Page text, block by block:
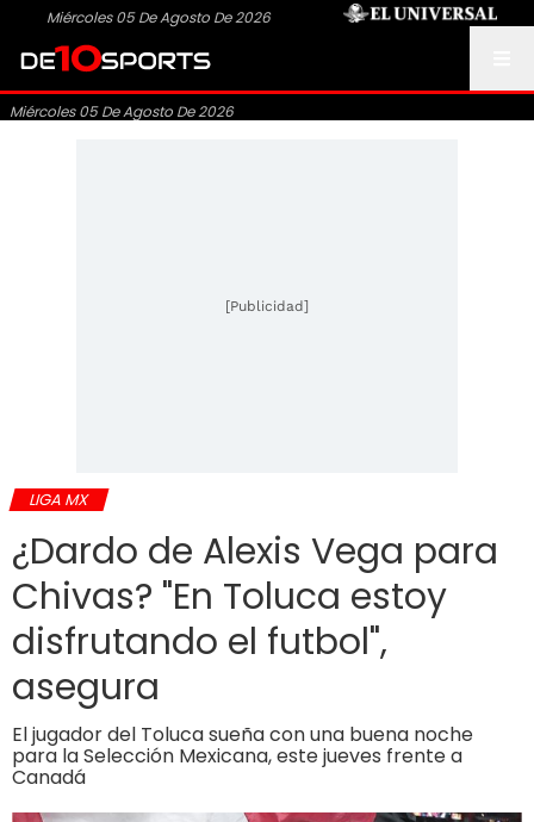
Miércoles 05 De Agosto De 2026
Miércoles 05 De Agosto De 2026
[Publicidad]
LIGA MX
¿Dardo de Alexis Vega para
Chivas? "En Toluca estoy
disfrutando el futbol",
asegura
El jugador del Toluca sueña con una buena noche
para la Selección Mexicana, este jueves frente a
Canadá